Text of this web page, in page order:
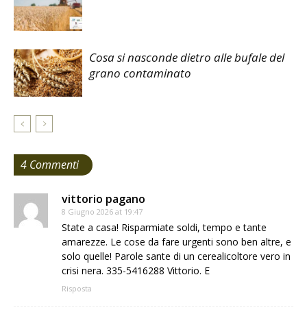
Cosa si nasconde dietro alle bufale del
grano contaminato
4 Commenti
vittorio pagano
8 Giugno 2026 at 19:47
State a casa! Risparmiate soldi, tempo e tante
amarezze. Le cose da fare urgenti sono ben altre, e
solo quelle! Parole sante di un cerealicoltore vero in
crisi nera. 335-5416288 Vittorio. E
Risposta